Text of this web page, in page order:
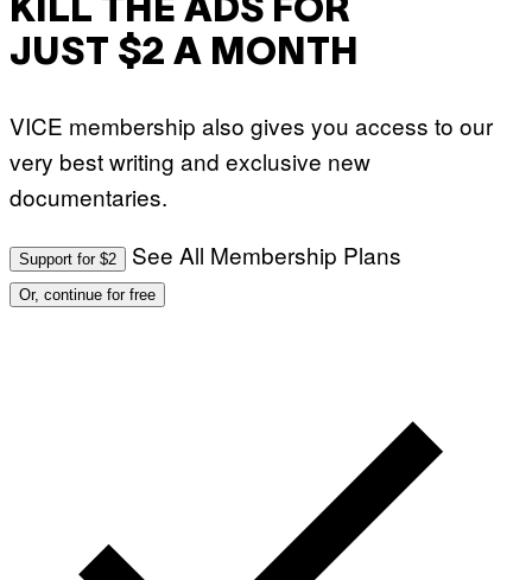
KILL THE ADS FOR
JUST $2 A MONTH
VICE membership also gives you access to our
very best writing and exclusive new
documentaries.
Support for $2 See All Membership Plans
Or, continue for free